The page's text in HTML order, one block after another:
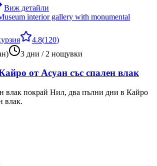
Виж детайли
4.8(120)
3 дни / 2 нощувки
от Асуан със спален влак
влак покрай Нил, два пълни дни в Кайро
влак.